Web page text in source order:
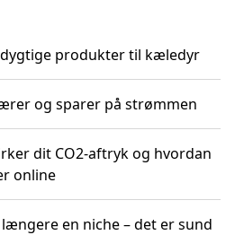
produkter til kæledyr
og sparer på strømmen
dit CO2-aftryk og hvordan
online
en niche – det er sund